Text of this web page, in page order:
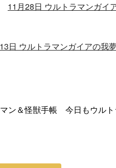
11月28日 ウルトラマンガ
日 ウルトラマンガイアの我
ン＆怪獣手帳 今日もウル